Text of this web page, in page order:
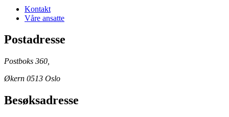
Kontakt
Våre ansatte
Postadresse
Postboks 360,
Økern 0513 Oslo
Besøksadresse